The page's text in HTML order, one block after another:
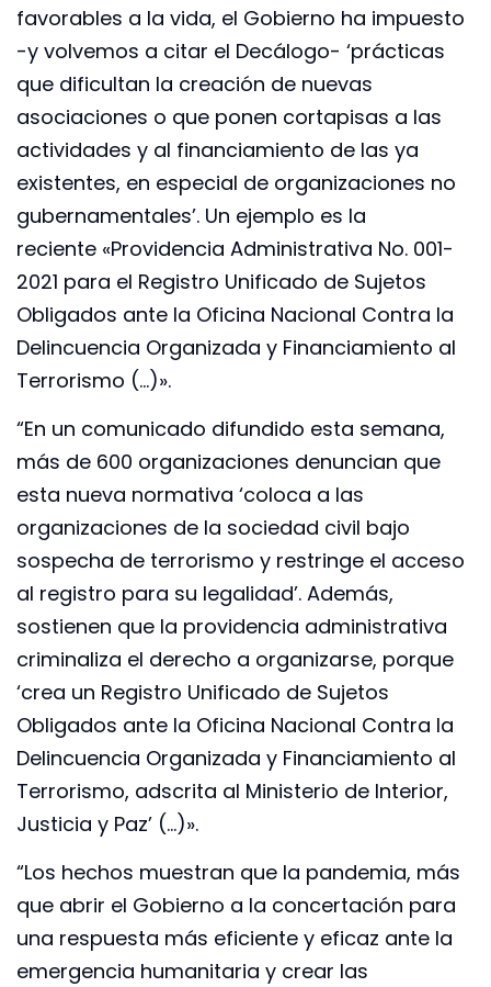
favorables a la vida, el Gobierno ha impuesto
-y volvemos a citar el Decálogo- ‘prácticas
que dificultan la creación de nuevas
asociaciones o que ponen cortapisas a las
actividades y al financiamiento de las ya
existentes, en especial de organizaciones no
gubernamentales’. Un ejemplo es la
reciente «Providencia Administrativa No. 001-
2021 para el Registro Unificado de Sujetos
Obligados ante la Oficina Nacional Contra la
Delincuencia Organizada y Financiamiento al
Terrorismo (…)».
“En un comunicado difundido esta semana,
más de 600 organizaciones denuncian que
esta nueva normativa ‘coloca a las
organizaciones de la sociedad civil bajo
sospecha de terrorismo y restringe el acceso
al registro para su legalidad’. Además,
sostienen que la providencia administrativa
criminaliza el derecho a organizarse, porque
‘crea un Registro Unificado de Sujetos
Obligados ante la Oficina Nacional Contra la
Delincuencia Organizada y Financiamiento al
Terrorismo, adscrita al Ministerio de Interior,
Justicia y Paz’ (…)».
“Los hechos muestran que la pandemia, más
que abrir el Gobierno a la concertación para
una respuesta más eficiente y eficaz ante la
emergencia humanitaria y crear las